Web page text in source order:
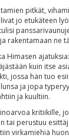
pitkät,
jo etukäteen
rakentamaan ne
Himasen
kuin itse
jossa hän tuo
ja jopa
ja kuultiin.
kritiikille,
tai perustuu
virkamiehiä